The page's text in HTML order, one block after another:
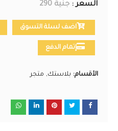
السعر : جنية 290
اضف لسلة التسوق
إتمام الدفع
الأقسام: بلاستك متجر